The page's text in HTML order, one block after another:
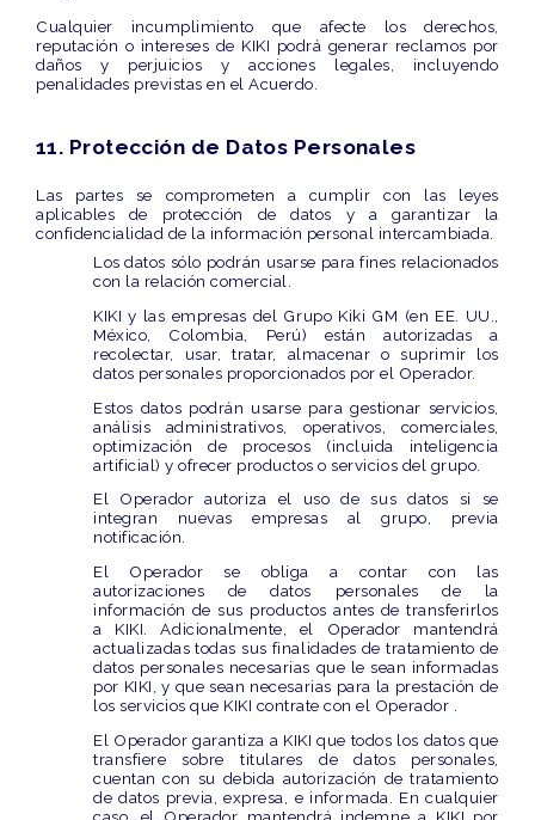
Cualquier incumplimiento que afecte los derechos,
reputación o intereses de KIKI podrá generar reclamos por
daños y perjuicios y acciones legales, incluyendo
penalidades previstas en el Acuerdo.
11. Protección de Datos Personales
Las partes se comprometen a cumplir con las leyes
aplicables de protección de datos y a garantizar la
confidencialidad de la información personal intercambiada.
Los datos sólo podrán usarse para fines relacionados
con la relación comercial.
KIKI y las empresas del Grupo Kiki GM (en EE. UU.,
México, Colombia, Perú) están autorizadas a
recolectar, usar, tratar, almacenar o suprimir los
datos personales proporcionados por el Operador.
Estos datos podrán usarse para gestionar servicios,
análisis administrativos, operativos, comerciales,
optimización de procesos (incluida inteligencia
artificial) y ofrecer productos o servicios del grupo.
El Operador autoriza el uso de sus datos si se
integran nuevas empresas al grupo, previa
notificación.
El Operador se obliga a contar con las
autorizaciones de datos personales de la
información de sus productos antes de transferirlos
a KIKI. Adicionalmente, el Operador mantendrá
actualizadas todas sus finalidades de tratamiento de
datos personales necesarias que le sean informadas
por KIKI, y que sean necesarias para la prestación de
los servicios que KIKI contrate con el Operador .
El Operador garantiza a KIKI que todos los datos que
transfiere sobre titulares de datos personales,
cuentan con su debida autorización de tratamiento
de datos previa, expresa, e informada. En cualquier
caso, el Operador mantendrá indemne a KIKI por